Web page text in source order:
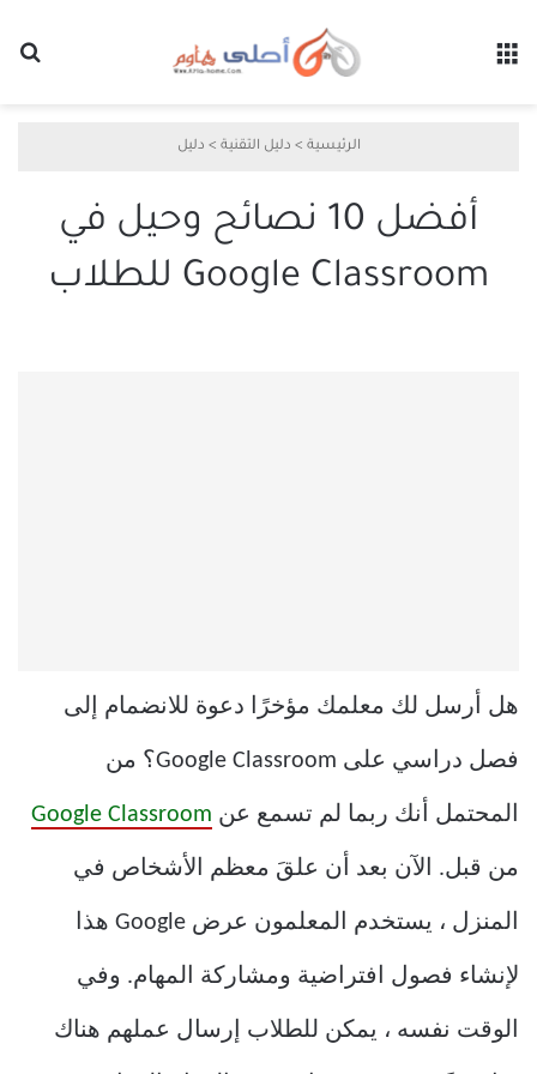
الرئيسية > دليل التقنية > دليل
أفضل 10 نصائح وحيل في
Google Classroom للطلاب
هل أرسل لك معلمك مؤخرًا دعوة للانضمام إلى
فصل دراسي على Google Classroom؟ من
المحتمل أنك ربما لم تسمع عن Google Classroom
من قبل. الآن بعد أن علقَ معظم الأشخاص في
المنزل ، يستخدم المعلمون عرض Google هذا
لإنشاء فصول افتراضية ومشاركة المهام. وفي
الوقت نفسه ، يمكن للطلاب إرسال عملهم هناك